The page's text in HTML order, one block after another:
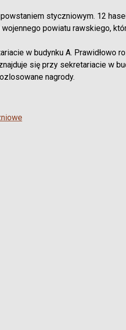
styczniowym. 12
powiatu rawskiego,
w budynku A. Prawidłowo
się przy sekretariacie w
nagrody.